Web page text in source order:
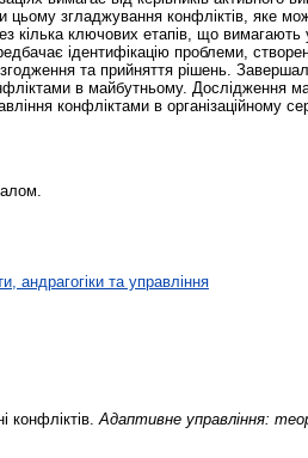
цьому згладжування конфліктів, яке
кілька ключових етапів, що вимагають
ідентифікацію проблеми,
та прийняття рішень.
в майбутньому. Дослідження
конфліктами в
андрагогіки та управління
конфліктів. Адаптивне управління: